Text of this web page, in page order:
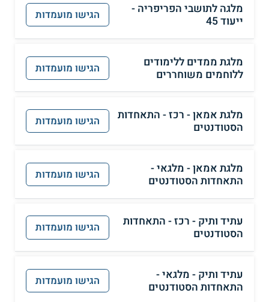
מלגה לתושבי הפריפריה -
ייעוד 45
הגישו מועמדות
מלגת ממדים ללימודים
ללוחמים משוחררים
הגישו מועמדות
מלגת אמאן - רכז - התאחדות
הסטודנטים
הגישו מועמדות
מלגת אמאן - מלגאי -
התאחדות הסטודנטים
הגישו מועמדות
עתיד ותיק - רכז - התאחדות
הסטודנטים
הגישו מועמדות
עתיד ותיק - מלגאי -
התאחדות הסטודנטים
הגישו מועמדות